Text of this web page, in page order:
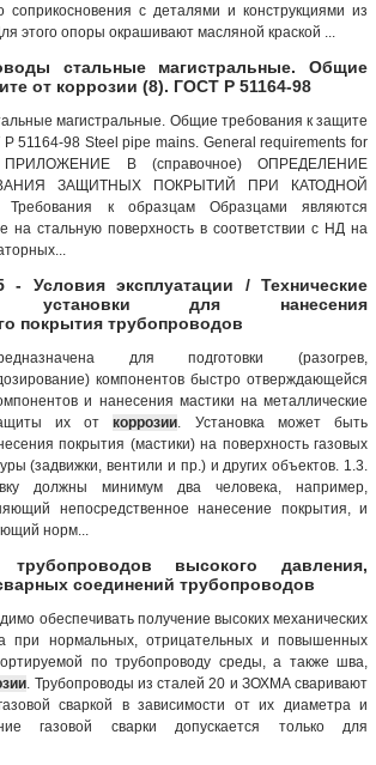
соприкосновения с деталями и конструкциями из
этого опоры окрашивают масляной краской ...
стальные магистральные. Общие
от коррозии (8). ГОСТ Р 51164-98
магистральные. Общие требования к защите
51164-98 Steel pipe mains. General requirements for
ПРИЛОЖЕНИЕ В (справочное) ОПРЕДЕЛЕНИЕ
ЗАЩИТНЫХ ПОКРЫТИЙ ПРИ КАТОДНОЙ
к образцам Образцами являются
на стальную поверхность в соответствии с НД на
- Условия эксплуатации / Технические
установки для нанесения
покрытия трубопроводов
для подготовки (разогрев,
компонентов быстро отверждающейся
и нанесения мастики на металлические
их откоррозии . Установка может быть
покрытия (мастики) на поверхность газовых
(задвижки, вентили и пр.) и других объектов. 1.3.
должны минимум два человека, например,
непосредственное нанесение покрытия, и
норм...
высокого давления,
соединений трубопроводов
обеспечивать получение высоких механических
при нормальных, отрицательных и повышенных
по трубопроводу среды, а также шва,
. Трубопроводы из сталей 20 и ЗОХМА сваривают
сваркой в зависимости от их диаметра и
газовой сварки допускается только для